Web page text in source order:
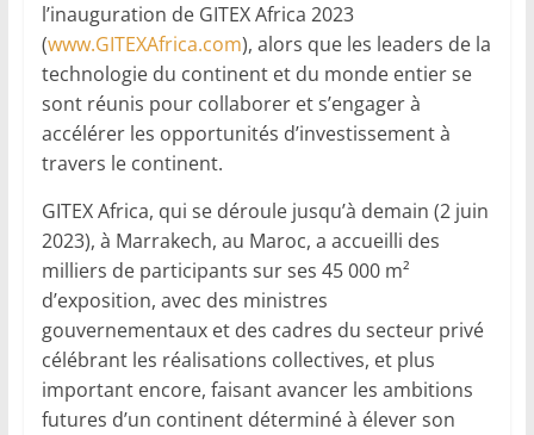
l’inauguration de GITEX Africa 2023
(www.GITEXAfrica.com), alors que les leaders de la
technologie du continent et du monde entier se
sont réunis pour collaborer et s’engager à
accélérer les opportunités d’investissement à
travers le continent.
GITEX Africa, qui se déroule jusqu’à demain (2 juin
2023), à Marrakech, au Maroc, a accueilli des
milliers de participants sur ses 45 000 m²
d’exposition, avec des ministres
gouvernementaux et des cadres du secteur privé
célébrant les réalisations collectives, et plus
important encore, faisant avancer les ambitions
futures d’un continent déterminé à élever son